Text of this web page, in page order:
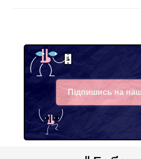
Підпишись на наш
Facebook